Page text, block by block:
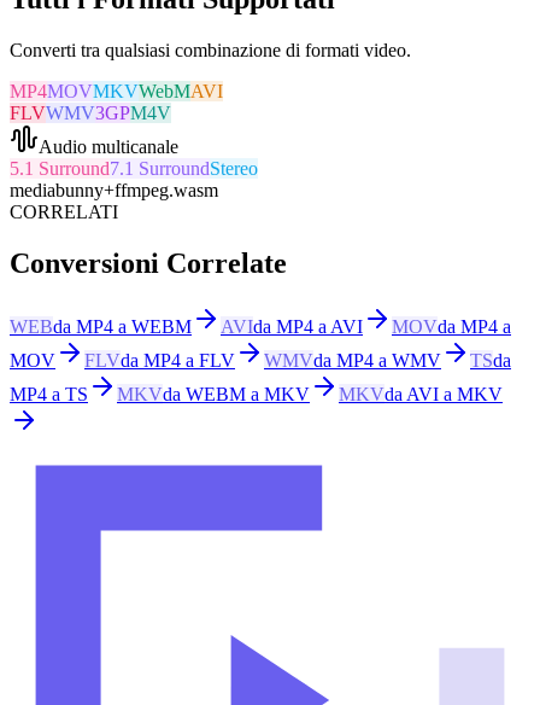
Converti tra qualsiasi combinazione di formati video.
MP4MOVMKVWebMAVI
FLVWMV3GPM4V
Audio multicanale
5.1 Surround7.1 SurroundStereo
mediabunny+ffmpeg.wasm
CORRELATI
Conversioni Correlate
WEBda MP4 a WEBM AVIda MP4 a AVI MOVda MP4 a
MOV
FLVda MP4 a FLV WMVda MP4 a WMV TSda
MP4 a TS
MKVda WEBM a MKV MKVda AVI a MKV